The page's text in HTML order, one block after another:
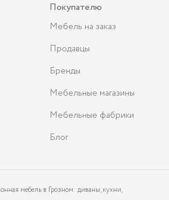
Покупателю
Мебель на заказ
Продавцы
Бренды
Мебельные магазины
Мебельные фабрики
Блог
мебель в Грозном: диваны, кухни,